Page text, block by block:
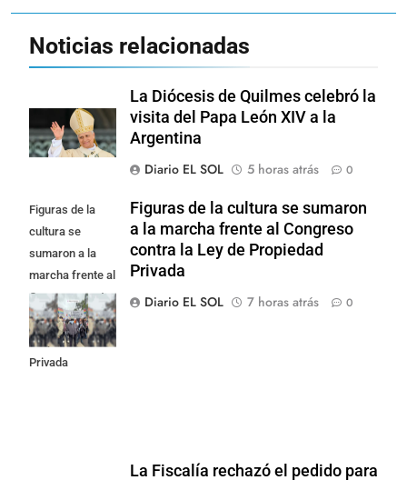
Noticias relacionadas
La Diócesis de Quilmes celebró la
visita del Papa León XIV a la
Argentina
Diario EL SOL
5 horas atrás 0
Figuras de la
cultura se
sumaron a la
marcha frente al
Congreso contra
la Ley de
Propiedad
Privada
Figuras de la cultura se sumaron
a la marcha frente al Congreso
contra la Ley de Propiedad
Privada
Diario EL SOL
7 horas atrás 0
La Fiscalía rechazó el pedido para